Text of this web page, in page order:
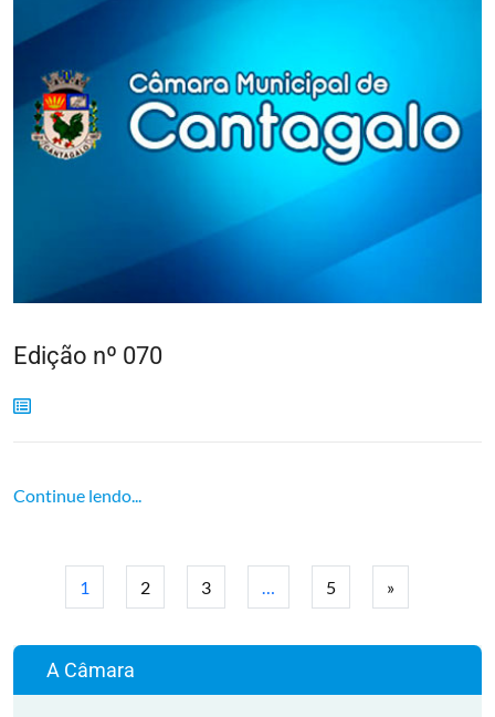
Edição nº 070
Continue lendo...
1 2 3 … 5 »
A Câmara